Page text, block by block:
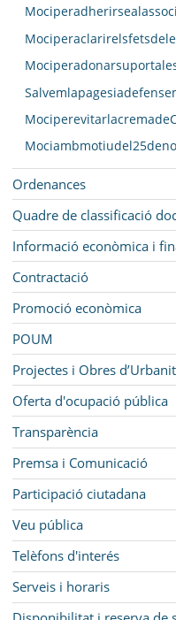
Ordenances
Quadre de classificació
Informació econòmica i
Contractació
Promoció econòmica
POUM
Projectes i Obres
Oferta d'ocupació pública
Transparència
Premsa i Comunicació
Participació ciutadana
Veu pública
Telèfons d'interés
Serveis i horaris